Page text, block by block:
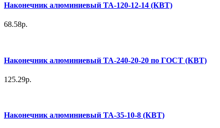
Наконечник алюминиевый ТА-120-12-14 (КВТ)
68.58р.
Наконечник алюминиевый ТА-240-20-20 по ГОСТ (КВТ)
125.29р.
Наконечник алюминиевый ТА-35-10-8 (КВТ)